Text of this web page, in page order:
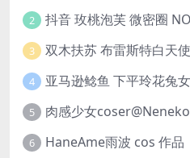
2 抖音 玫桃泡芙 微密圈
3 双木扶苏 布雷斯特白天
4
5
6